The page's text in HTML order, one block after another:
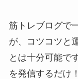
筋トレブログで
が、コツコツと
とは十分可能で
を発信するだけ